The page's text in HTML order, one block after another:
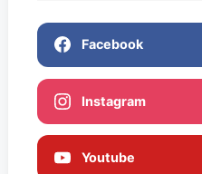
Facebook
Instagram
Youtube